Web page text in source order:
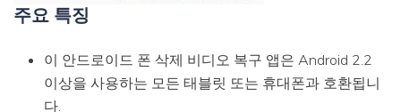
주요 특징
이 안드로이드 폰 삭제 비디오 복구 앱은 Android 2.2
이상을 사용하는 모든 태블릿 또는 휴대폰과 호환됩니
다.